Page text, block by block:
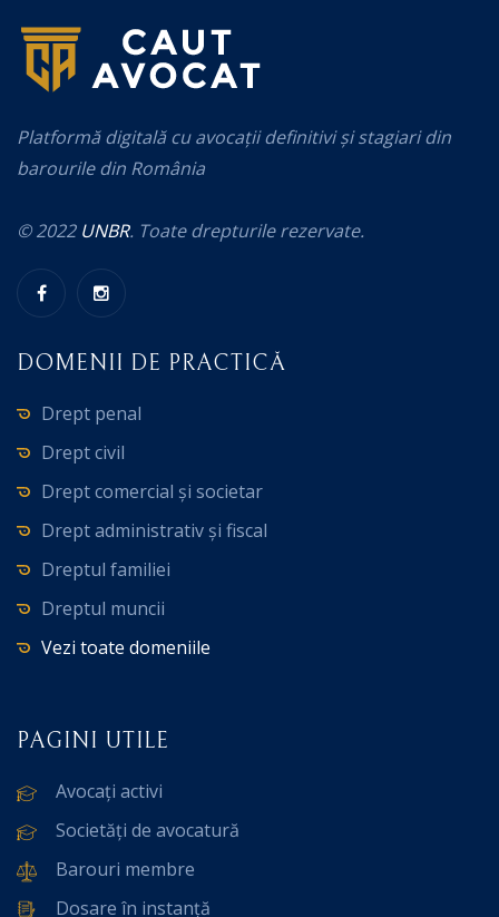
Platformă digitală cu avocații definitivi și stagiari din
barourile din România
© 2022 UNBR. Toate drepturile rezervate.
DOMENII DE PRACTICĂ
Drept penal
Drept civil
Drept comercial și societar
Drept administrativ și fiscal
Dreptul familiei
Dreptul muncii
Vezi toate domeniile
PAGINI UTILE
Avocați activi
Societăți de avocatură
Barouri membre
Dosare în instanță